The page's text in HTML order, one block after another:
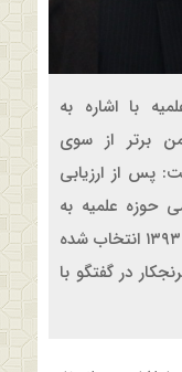
با اشاره به
برتر از سوی
پس از ارزیابی
حوزه علمیه به
عنوان انجمن علمی برتر حوزه در سال ۱۳۹۳ انتخاب شده
در گفتگو با